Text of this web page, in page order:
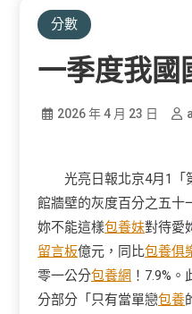
分數
一季度我國
2026 年 4 月 23 日
光亮日報北京4月1「
館牆壁的灰度百分之五十
妳不能這樣包養妹對待愛
留言板億元，同比包養俱
零一公分包養網 ！7.9%
分部分「只有當單戀包養